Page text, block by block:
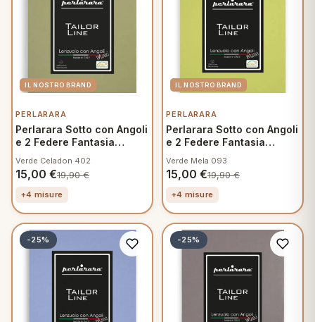
PERLARARA
Perlarara Sotto con Angoli
e 2 Federe Fantasia
Verde Celadon 402
15,00 €19,90€
+4 misure
PERLARARA
Perlarara Sotto con Angoli
e 2 Federe Fantasia
Verde Mela 093
15,00 €19,90€
+4 misure
-25% -25%